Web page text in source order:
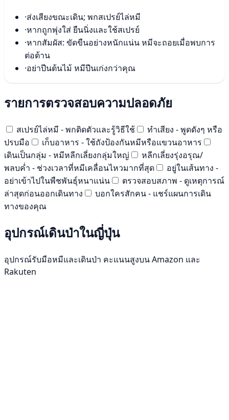
·ส่งเสียงขณะเดิน; พกสเปรย์ไล่หมี
·หากถูกพุ่งใส่ ยืนนิ่งและใช้สเปรย์
·หากสัมผัส: ขัดขืนอย่างหนักแน่น หมีจะถอยเมื่อพบการ
ต่อต้าน
·อย่าปีนต้นไม้ หมีปีนเก่งกว่าคุณ
รายการตรวจสอบความปลอดภัย
สเปรย์ไล่หมี - พกติดตัวและรู้วิธีใช้
ทำเสียง - พูดดังๆ หรือ
ปรบมือ
เก็บอาหาร - ใช้ถังป้องกันหมีหรือแขวนอาหาร
เดินเป็นกลุ่ม - หมีหลีกเลี่ยงกลุ่มใหญ่
หลีกเลี่ยงรุ่งอรุณ/
พลบค่ำ - ช่วงเวลาที่หมีเคลื่อนไหวมากที่สุด
อยู่ในเส้นทาง -
อย่าเข้าไปในพืชพันธุ์หนาแน่น
ตรวจสอบสภาพ - ดูเหตุการณ์
ล่าสุดก่อนออกเดินทาง
บอกใครสักคน - แชร์แผนการเดิน
ทางของคุณ
อุปกรณ์เดินป่าในญี่ปุ่น
อุปกรณ์รับมือหมีและเดินป่า คะแนนสูงบน Amazon และ
Rakuten